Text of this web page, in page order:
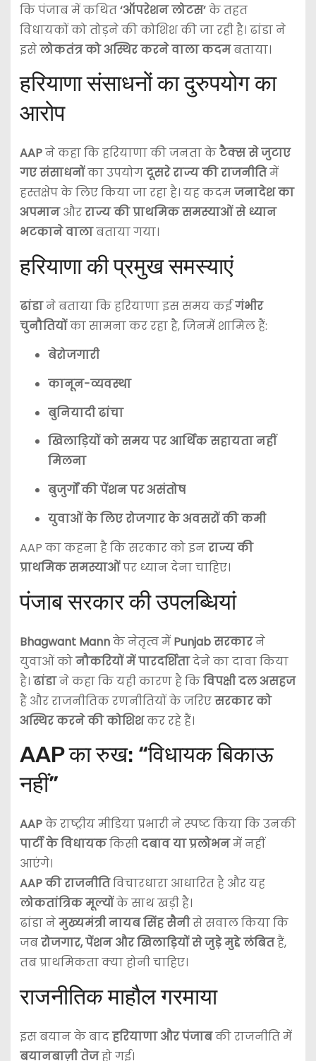
कि पंजाब में कथित‘ऑपरेशन लोटस’के तहत
विधायकों को तोड़ने की कोशिश की जा रही है। ढांडा ने
इसेलोकतंत्र को अस्थिर करने वाला कदमबताया।
हरियाणा संसाधनों का दुरुपयोग का
आरोप
AAPने कहा कि हरियाणा की जनता केटैक्स से जुटाए
गए संसाधनोंका उपयोगदूसरे राज्य की राजनीतिमें
हस्तक्षेप के लिए किया जा रहा है। यह कदमजनादेश का
अपमानऔरराज्य की प्राथमिक समस्याओं से ध्यान
भटकाने वालाबताया गया।
हरियाणा की प्रमुख समस्याएं
ढांडाने बताया कि हरियाणा इस समय कईगंभीर
चुनौतियोंका सामना कर रहा है, जिनमें शामिल हैं:
बेरोजगारी
कानून-व्यवस्था
बुनियादी ढांचा
खिलाड़ियों को समय पर आर्थिक सहायता नहीं
मिलना
बुजुर्गों की पेंशन पर असंतोष
युवाओं के लिए रोजगार के अवसरों की कमी
AAP का कहना है कि सरकार को इनराज्य की
प्राथमिक समस्याओंपर ध्यान देना चाहिए।
पंजाब सरकार की उपलब्धियां
Bhagwant Mannके नेतृत्व में Punjab सरकारने
युवाओं कोनौकरियों में पारदर्शितादेने का दावा किया
है। ढांडाने कहा कि यही कारण है किविपक्षी दल असहज
हैं और राजनीतिक रणनीतियों के जरिएसरकार को
अस्थिर करने की कोशिशकर रहे हैं।
AAP का रुख: “विधायक बिकाऊ
नहीं”
AAPके राष्ट्रीय मीडिया प्रभारी ने स्पष्ट किया कि उनकी
पार्टी के विधायककिसीदबाव या प्रलोभनमें नहीं
आएंगे।
AAP की राजनीतिविचारधारा आधारित है और यह
लोकतांत्रिक मूल्योंके साथ खड़ी है।
ढांडा नेमुख्यमंत्री नायब सिंह सैनीसे सवाल किया कि
जबरोजगार, पेंशन और खिलाड़ियों से जुड़े मुद्दे लंबितहैं,
तब प्राथमिकता क्या होनी चाहिए।
राजनीतिक माहौल गरमाया
इस बयान के बादहरियाणा और पंजाबकी राजनीति में
बयानबाज़ी तेजहो गई।